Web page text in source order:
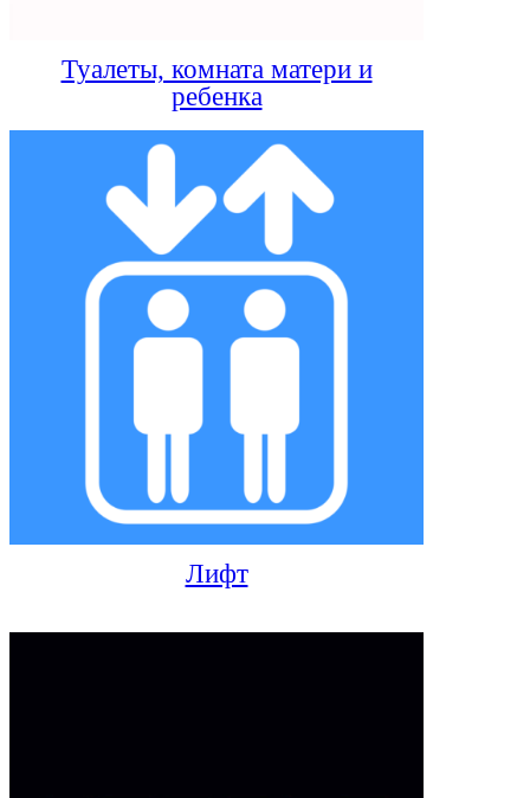
Туалеты, комната матери и
ребенка
Лифт